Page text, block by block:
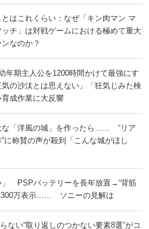
はこれくらい：なぜ「キン肉マン マ
ッチ」は対戦ゲームにおける極めて重大
なのか？
年期主人公を1200時間かけて最強にす
沙汰とは思えない」「狂気じみた検
成作業に大反響
な「洋風の城」を作ったら…… “リア
に称賛の声が殺到「こんな城がほし
」 PSPバッテリーを長年放置→“背筋
万表示…… ソニーの見解は
ない“取り返しのつかない要素8選”がコ